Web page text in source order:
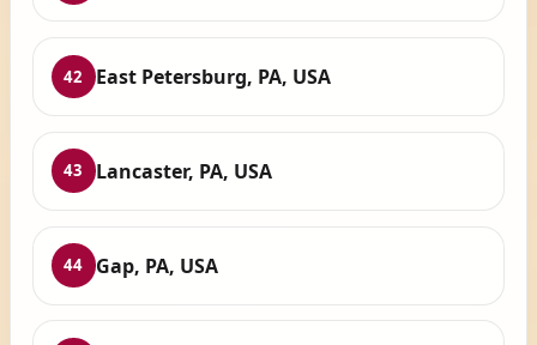
42 East Petersburg, PA, USA
43 Lancaster, PA, USA
44 Gap, PA, USA